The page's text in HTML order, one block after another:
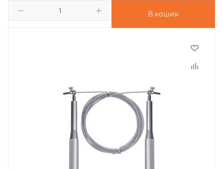
В кошик